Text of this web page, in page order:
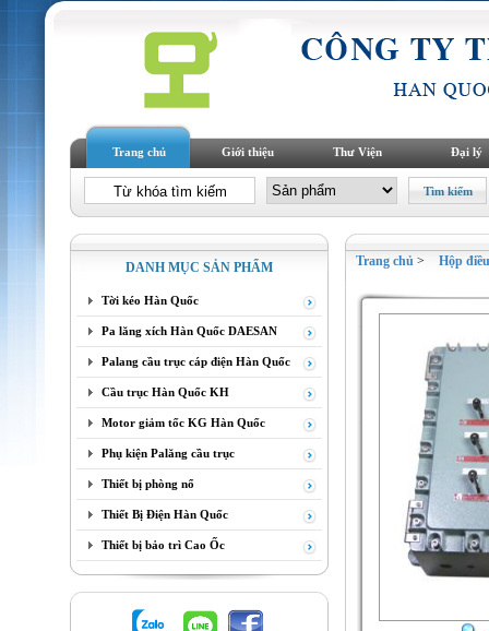
Trang chủ Giới thiệu Thư Viện Đại lý
DANH MỤC SẢN PHẨM
Tời kéo Hàn Quốc
Pa lăng xích Hàn Quốc DAESAN
Palang cầu trục cáp điện Hàn Quốc
Cầu trục Hàn Quốc KH
Motor giảm tốc KG Hàn Quốc
Phụ kiện Palăng cầu trục
Thiết bị phòng nổ
Thiết Bị Điện Hàn Quốc
Thiết bị bảo trì Cao Ốc
Trang chủ > Hộp